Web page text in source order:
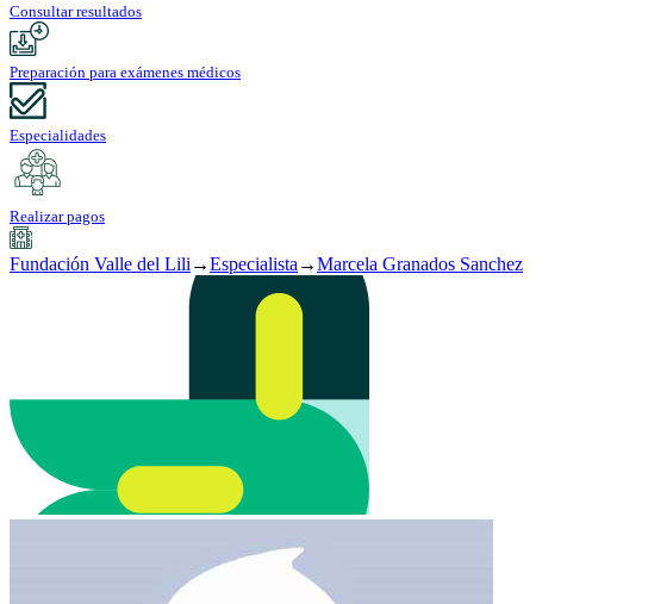
Consultar resultados
Preparación para exámenes médicos
Especialidades
Realizar pagos
Fundación Valle del Lili →Especialista →Marcela Granados Sanchez